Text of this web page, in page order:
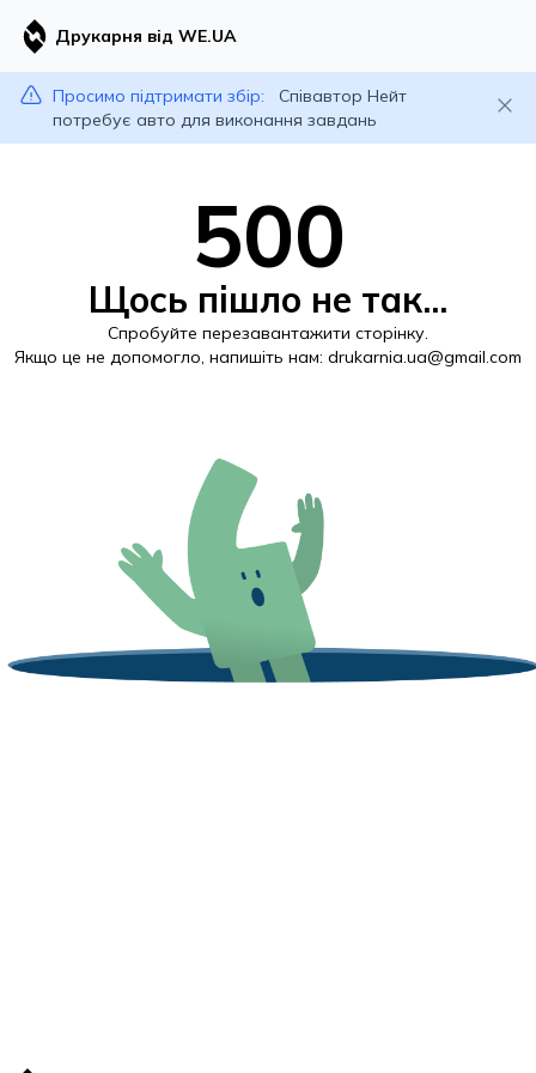
Друкарня від WE.UA
Просимо підтримати збір:
Співавтор Нейт
потребує авто для виконання завдань
500
Щось пішло не так...
Спробуйте перезавантажити сторінку.
Якщо це не допомогло, напишіть нам: drukarnia.ua@gmail.com